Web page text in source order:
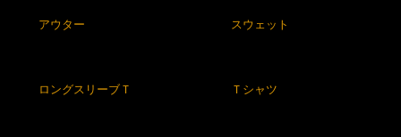
アウター スウェット
ロングスリーブＴ Ｔシャツ